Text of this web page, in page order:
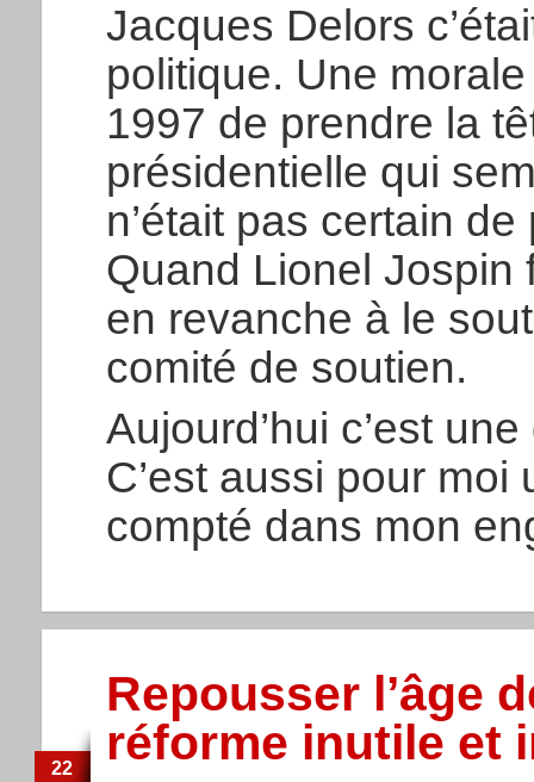
Jacques Delors
politique. Une
1997 de prendre la
présidentielle qui
n’était pas certain
Quand Lionel Jospin
en revanche à le
comité de soutien.
Aujourd’hui c’est
C’est aussi pour
compté dans mon
Repousser l’âge
réforme inutile et
22